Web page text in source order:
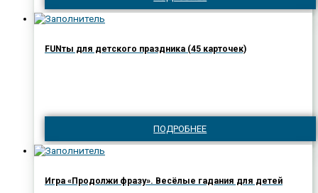
FUNты для детского праздника (45 карточек)
ПОДРОБНЕЕ
Игра «Продолжи фразу». Весёлые гадания для детей